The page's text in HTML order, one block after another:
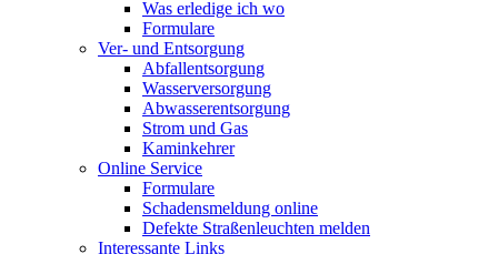
Was erledige ich wo
Formulare
Ver- und Entsorgung
Abfallentsorgung
Wasserversorgung
Abwasserentsorgung
Strom und Gas
Kaminkehrer
Online Service
Formulare
Schadensmeldung online
Defekte Straßenleuchten melden
Interessante Links